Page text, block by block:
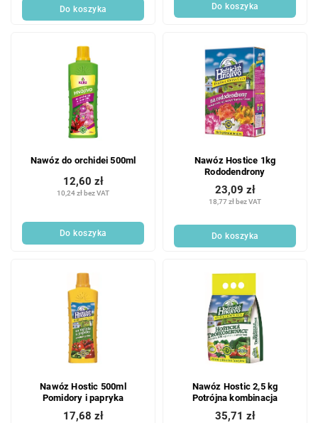
Do koszyka Do koszyka
Nawóz do orchidei 500ml
10,24 zł bez VAT
12,60 zł
Do koszyka
Nawóz Hostice 1kg
Rododendrony
18,77 zł bez VAT
23,09 zł
Do koszyka
Nawóz Hostic 500ml
Pomidory i papryka
17,68 zł
Nawóz Hostic 2,5 kg
Potrójna kombinacja
35,71 zł